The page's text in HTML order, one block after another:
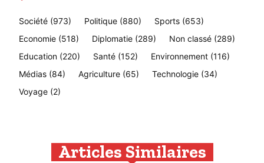
Société (973) Politique (880) Sports (653)
Economie (518) Diplomatie (289) Non classé (289)
Education (220) Santé (152) Environnement (116)
Médias (84) Agriculture (65) Technologie (34)
Voyage (2)
Articles Similaires